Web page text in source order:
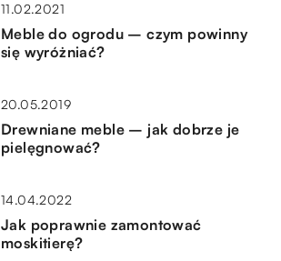
11.02.2021
Meble do ogrodu – czym powinny
się wyróżniać?
20.05.2019
Drewniane meble – jak dobrze je
pielęgnować?
14.04.2022
Jak poprawnie zamontować
moskitierę?